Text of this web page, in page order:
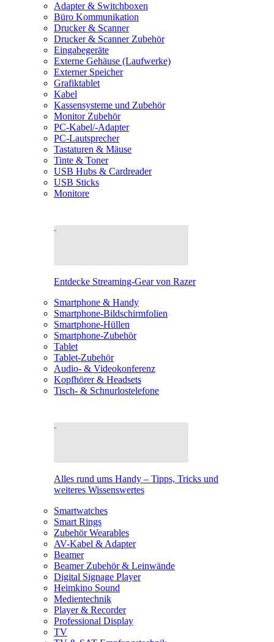
Adapter & Switchboxen
Büro Kommunikation
Drucker & Scanner
Drucker & Scanner Zubehör
Eingabegeräte
Externe Gehäuse (Laufwerke)
Externer Speicher
Grafiktablet
Kabel
Kassensysteme und Zubehör
Monitor Zubehör
PC-Kabel/-Adapter
PC-Lautsprecher
Tastaturen & Mäuse
Tinte & Toner
USB Hubs & Cardreader
USB Sticks
Monitore
Entdecke Streaming-Gear von Razer
Smartphone & Handy
Smartphone-Bildschirmfolien
Smartphone-Hüllen
Smartphone-Zubehör
Tablet
Tablet-Zubehör
Audio- & Videokonferenz
Kopfhörer & Headsets
Tisch- & Schnurlostelefone
Alles rund ums Handy – Tipps, Tricks und
weiteres Wissenswertes
Smartwatches
Smart Rings
Zubehör Wearables
AV-Kabel & Adapter
Beamer
Beamer Zubehör & Leinwände
Digital Signage Player
Heimkino Sound
Medientechnik
Player & Recorder
Professional Display
TV